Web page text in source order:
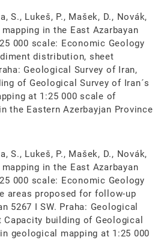
S., Lukeš, P., Mašek, D., Novák,
in the East Azarbayan
000 scale: Economic Geology
distribution, sheet
Geological Survey of Iran,
of Geological Survey of Iran´s
at 1:25 000 scale of
the Eastern Azerbayjan Province
S., Lukeš, P., Mašek, D., Novák,
in the East Azarbayan
000 scale: Economic Geology
areas proposed for follow-up
5267 I SW. Praha: Geological
building of Geological
geological mapping at 1:25 000